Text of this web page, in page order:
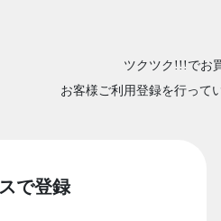
ツクツク!!!でお
お客様ご利用登録を行って
で登録